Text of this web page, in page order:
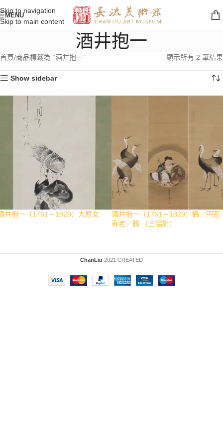
Skip to navigation
Skip to main content
MENU
酒井抱一
首頁 商品標籤為 “酒井抱一” 顯示所有 2 筆結果
Show sidebar
井抱一（1761－1829）大原女
酒井抱一（1761－1829）鶴／円窓
寿老／鶴 （三幅對）
ChanLiu 2021 CREATED